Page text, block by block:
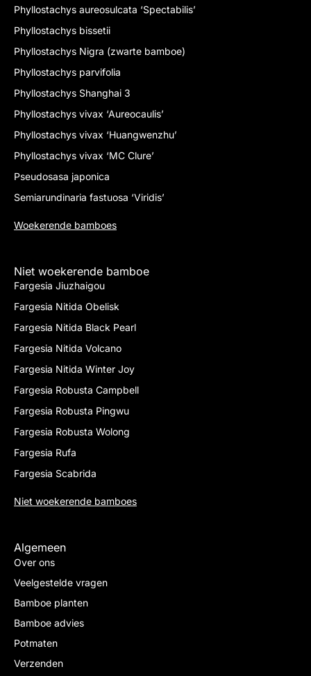
Phyllostachys aureosulcata ‘Spectabilis’
Phyllostachys bissetii
Phyllostachys Nigra (zwarte bamboe)
Phyllostachys parvifolia
Phyllostachys Shanghai 3
Phyllostachys vivax ‘Aureocaulis’
Phyllostachys vivax ‘Huangwenzhu’
Phyllostachys vivax ‘MC Clure’
Pseudosasa japonica
Semiarundinaria fastuosa ‘Viridis’
Woekerende bamboes
Niet woekerende bamboe
Fargesia Jiuzhaigou
Fargesia Nitida Obelisk
Fargesia Nitida Black Pearl
Fargesia Nitida Volcano
Fargesia Nitida Winter Joy
Fargesia Robusta Campbell
Fargesia Robusta Pingwu
Fargesia Robusta Wolong
Fargesia Rufa
Fargesia Scabrida
Niet woekerende bamboes
Algemeen
Over ons
Veelgestelde vragen
Bamboe planten
Bamboe advies
Potmaten
Verzenden